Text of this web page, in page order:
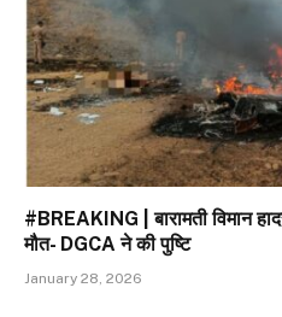
#BREAKING | बारामती विमान
मौत- DGCA ने की पुष्टि
January 28, 2026